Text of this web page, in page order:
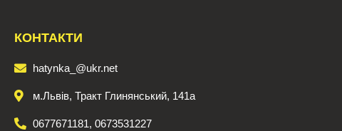
КОНТАКТИ
hatynka_@ukr.net
м.Львів, Тракт Глинянський, 141а
0677671181, 0673531227